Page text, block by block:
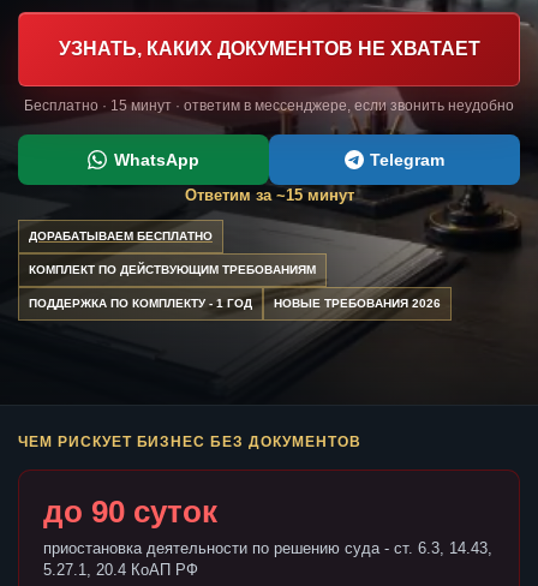
УЗНАТЬ, КАКИХ ДОКУМЕНТОВ НЕ ХВАТАЕТ
Бесплатно · 15 минут · ответим в мессенджере, если звонить неудобно
WhatsApp Telegram
Ответим за ~15 минут
ДОРАБАТЫВАЕМ БЕСПЛАТНО
КОМПЛЕКТ ПО ДЕЙСТВУЮЩИМ ТРЕБОВАНИЯМ
ПОДДЕРЖКА ПО КОМПЛЕКТУ - 1 ГОД НОВЫЕ ТРЕБОВАНИЯ 2026
ЧЕМ РИСКУЕТ БИЗНЕС БЕЗ ДОКУМЕНТОВ
до 90 суток
приостановка деятельности по решению суда - ст. 6.3, 14.43,
5.27.1, 20.4 КоАП РФ